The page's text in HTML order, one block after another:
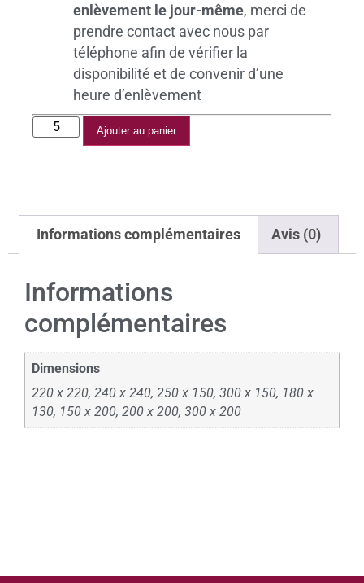
enlèvement le jour-même, merci de
prendre contact avec nous par
téléphone afin de vérifier la
disponibilité et de convenir d’une
heure d’enlèvement
Ajouter au panier
Informations complémentaires Avis (0)
Informations
complémentaires
Dimensions
220 x 220, 240 x 240, 250 x 150, 300 x 150, 180 x
130, 150 x 200, 200 x 200, 300 x 200